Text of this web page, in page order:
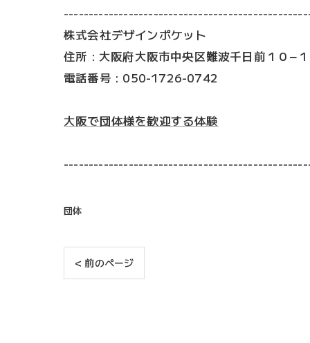
株式会社デザインポケット
住所 : 大阪府大阪市中央区難波千日前１０−１
電話番号 : 050-1726-0742
大阪で団体様を歓迎する体験
団体
< 前のページ